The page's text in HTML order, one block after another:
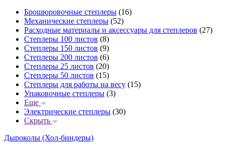
Брошюровочные степлеры (16)
Механические степлеры (52)
Расходные материалы и аксессуары для степлеров (27)
Степлеры 100 листов (8)
Степлеры 150 листов (9)
Степлеры 200 листов (6)
Степлеры 25 листов (20)
Степлеры 50 листов (15)
Степлеры для работы на весу (15)
Упаковочные степлеры (3)
Еще
Электрические степлеры (30)
Скрыть
Дыроколы (Хол-биндеры)